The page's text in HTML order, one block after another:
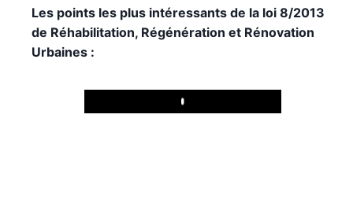
Les points les plus intéressants de la loi 8/2013
de Réhabilitation, Régénération et Rénovation
Urbaines :
Play